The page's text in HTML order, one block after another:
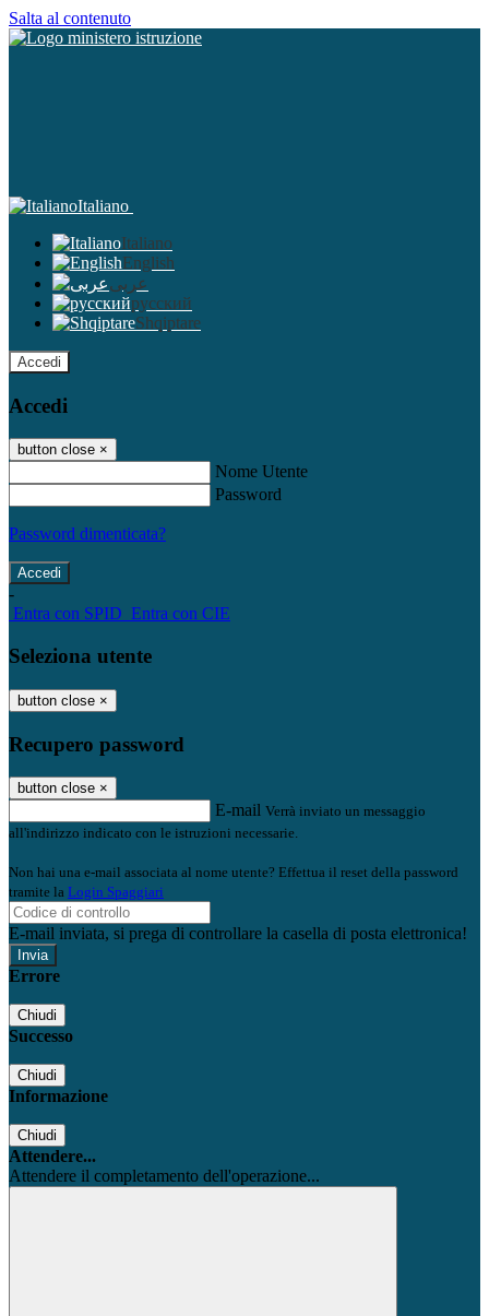
Salta al contenuto
Italiano
Italiano
English
عربى
русский
Shqiptare
Accedi
Accedi
button close ×
Nome Utente
Password
Password dimenticata?
-
Entra con SPID Entra con CIE
Seleziona utente
button close ×
Recupero password
button close ×
E-mail Verrà inviato un messaggio
all'indirizzo indicato con le istruzioni necessarie.
Non hai una e-mail associata al nome utente? Effettua il reset della password
tramite la Login Spaggiari
E-mail inviata, si prega di controllare la casella di posta elettronica!
Errore
Chiudi
Successo
Chiudi
Informazione
Chiudi
Attendere...
Attendere il completamento dell'operazione...